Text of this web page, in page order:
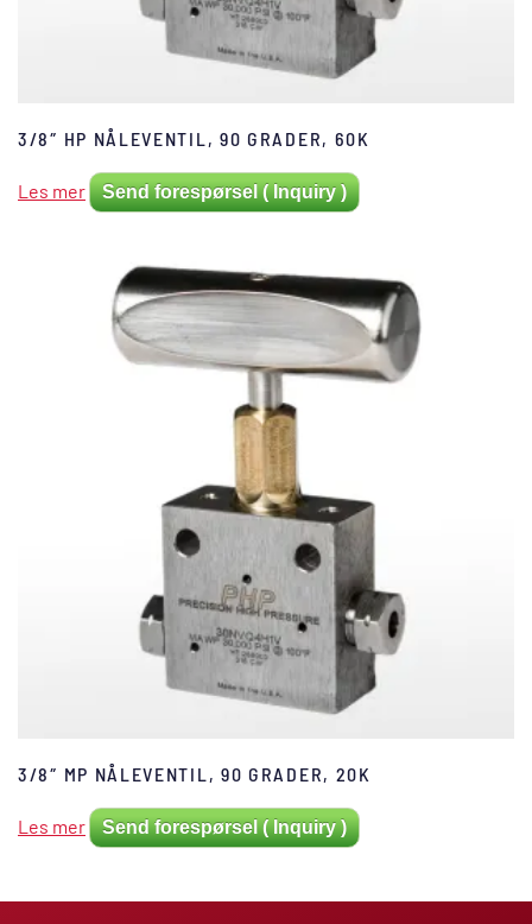
3/8″ HP NÅLEVENTIL, 90 GRADER, 60K
Les mer Send forespørsel ( Inquiry )
3/8″ MP NÅLEVENTIL, 90 GRADER, 20K
Les mer Send forespørsel ( Inquiry )